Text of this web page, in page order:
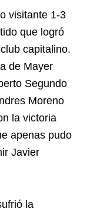
visitante 1-3
que logró
capitalino.
de Mayer
Segundo
Moreno
la victoria
apenas pudo
Javier
la